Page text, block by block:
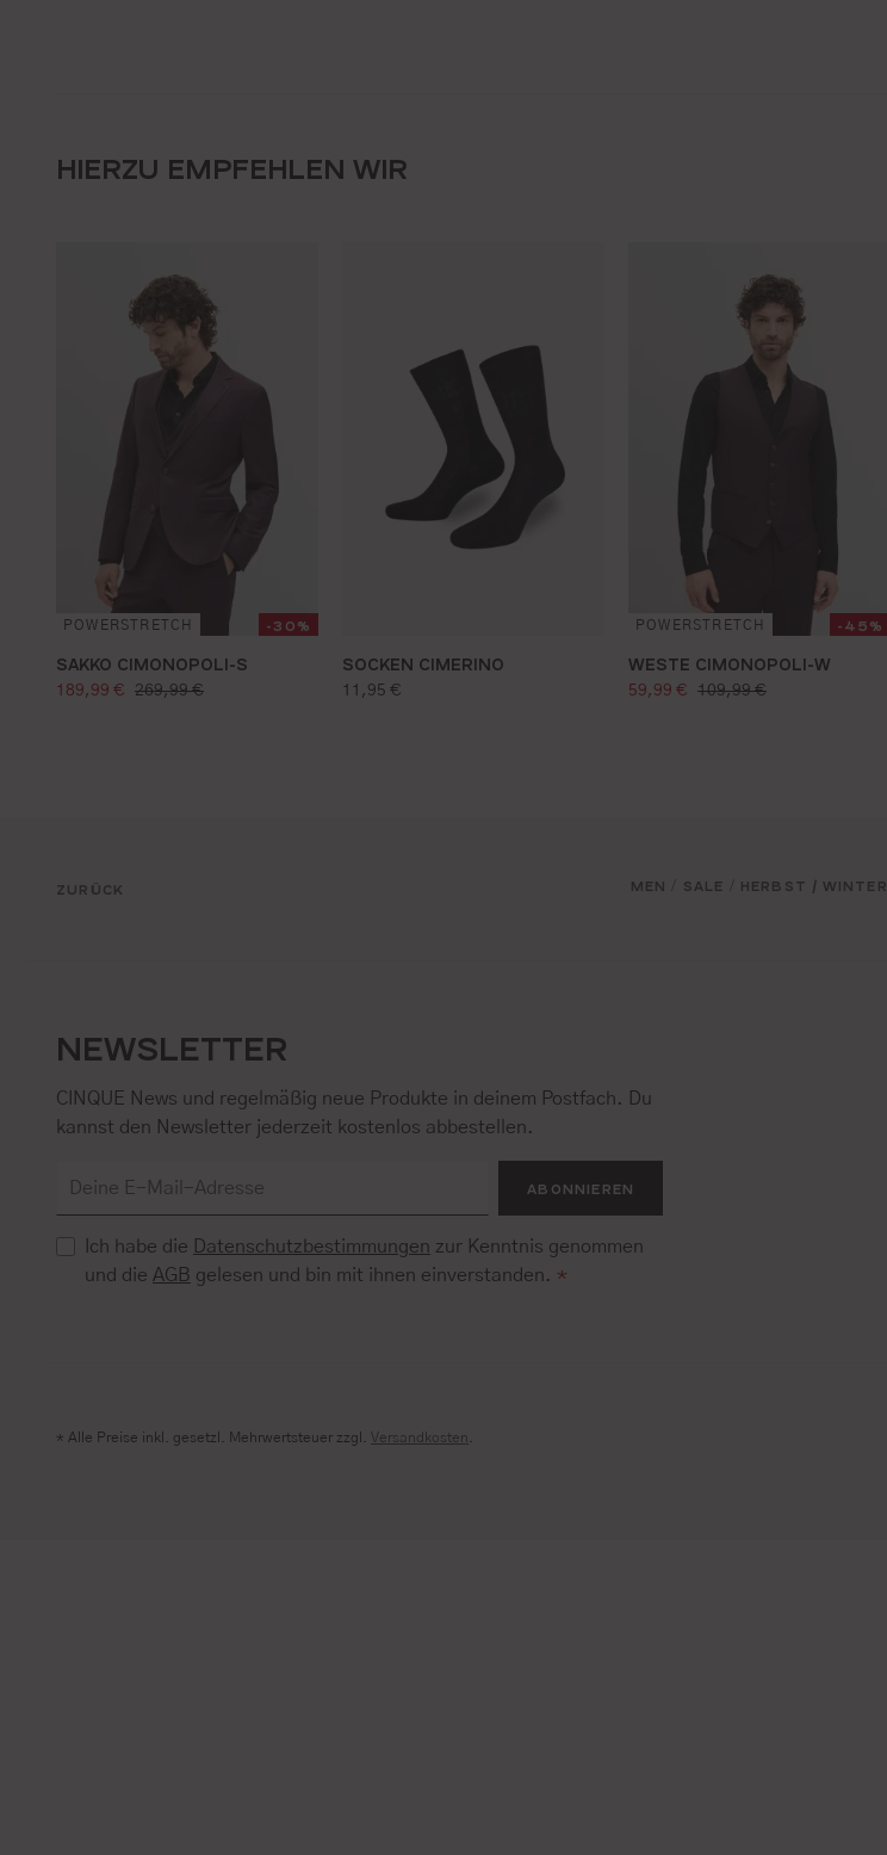
HIERZU EMPFEHLEN WIR
POWERSTRETCH -30%
SAKKO CIMONOPOLI-S
verkaufspreis:
189,99 € regulärer preis:
269,99 €
SOCKEN CIMERINO
regulärer preis:
11,95 €
POWERSTRETCH -45%
WESTE CIMONOPOLI-W
verkaufspreis:
59,99 € regulärer preis:
109,99 €
ZURÜCK MEN SALE HERBST / WINTER
NEWSLETTER
CINQUE News und regelmäßig neue Produkte in deinem Postfach. Du
kannst den Newsletter jederzeit kostenlos abbestellen.
ABONNIEREN
Ich habe die Datenschutzbestimmungen zur Kenntnis genommen
und die AGB gelesen und bin mit ihnen einverstanden. *
* Alle Preise inkl. gesetzl. Mehrwertsteuer zzgl.Versandkosten